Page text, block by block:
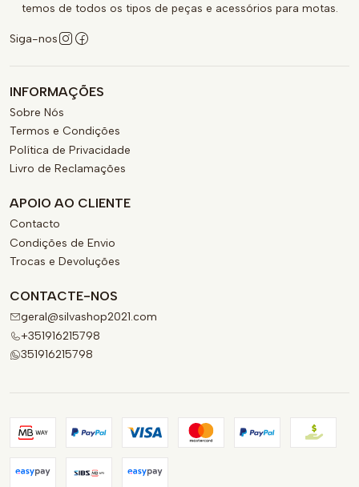
temos de todos os tipos de peças e acessórios para motas.
Siga-nos
INFORMAÇÕES
Sobre Nós
Termos e Condições
Política de Privacidade
Livro de Reclamações
APOIO AO CLIENTE
Contacto
Condições de Envio
Trocas e Devoluções
CONTACTE-NOS
geral@silvashop2021.com
+351916215798
351916215798